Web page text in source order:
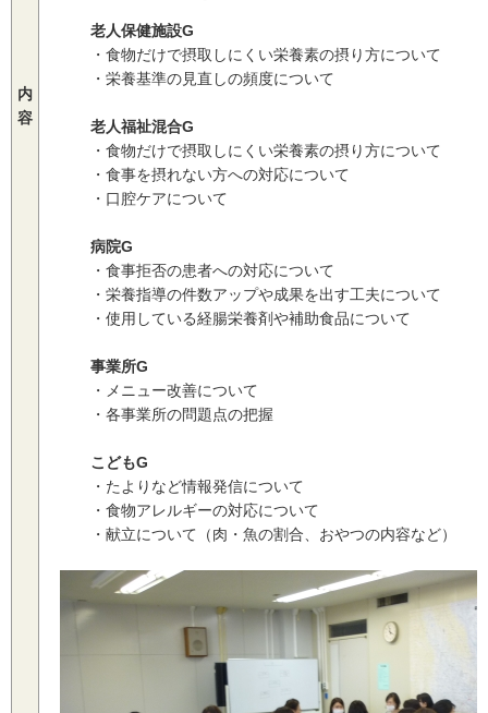
内
容
老人保健施設G
・食物だけで摂取しにくい栄養素の摂り方について
・栄養基準の見直しの頻度について
老人福祉混合G
・食物だけで摂取しにくい栄養素の摂り方について
・食事を摂れない方への対応について
・口腔ケアについて
病院G
・食事拒否の患者への対応について
・栄養指導の件数アップや成果を出す工夫について
・使用している経腸栄養剤や補助食品について
事業所G
・メニュー改善について
・各事業所の問題点の把握
こどもG
・たよりなど情報発信について
・食物アレルギーの対応について
・献立について（肉・魚の割合、おやつの内容など）